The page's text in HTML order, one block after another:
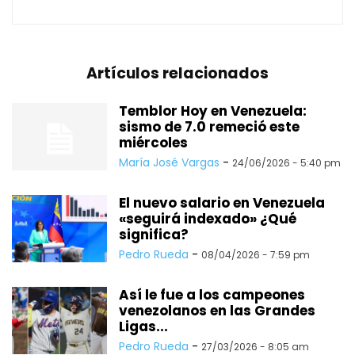
Artículos relacionados
Temblor Hoy en Venezuela:
sismo de 7.0 remeció este
miércoles
María José Vargas - 24/06/2026 - 5:40 pm
El nuevo salario en Venezuela
«seguirá indexado» ¿Qué
significa?
Pedro Rueda - 08/04/2026 - 7:59 pm
Así le fue a los campeones
venezolanos en las Grandes
Ligas...
Pedro Rueda - 27/03/2026 - 8:05 am